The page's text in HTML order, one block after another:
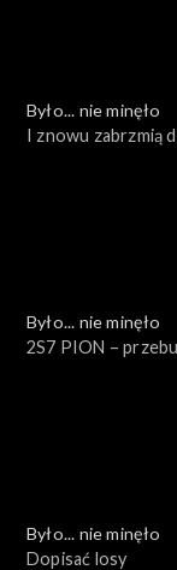
Było... nie minęło
I znowu zabrzmią
Było... nie minęło
2S7 PION –
Było... nie minęło
Dopisać losy